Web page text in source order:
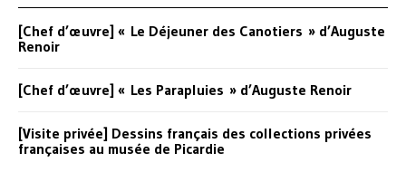
[Chef d’œuvre] « Le Déjeuner des Canotiers » d’Auguste
Renoir
[Chef d’œuvre] « Les Parapluies » d’Auguste Renoir
[Visite privée] Dessins français des collections privées
françaises au musée de Picardie